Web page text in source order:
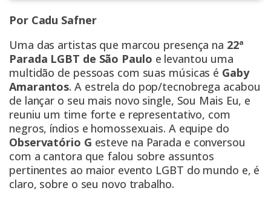
Por Cadu Safner
Uma das artistas que marcou presença na 22ª
Parada LGBT de São Paulo e levantou uma
multidão de pessoas com suas músicas é Gaby
Amarantos. A estrela do pop/tecnobrega acabou
de lançar o seu mais novo single, Sou Mais Eu, e
reuniu um time forte e representativo, com
negros, índios e homossexuais. A equipe do
Observatório G esteve na Parada e conversou
com a cantora que falou sobre assuntos
pertinentes ao maior evento LGBT do mundo e, é
claro, sobre o seu novo trabalho.